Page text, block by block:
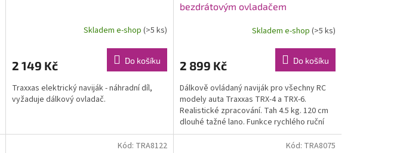
Skladem e-shop (>5 ks)
2 149 Kč Do košíku
Traxxas elektrický naviják - náhradní díl,
vyžaduje dálkový ovladač.
bezdrátovým ovladačem
Skladem e-shop (>5 ks)
2 899 Kč Do košíku
Dálkově ovládaný naviják pro všechny RC
modely auta Traxxas TRX-4 a TRX-6.
Realistické zpracování. Tah 4.5 kg. 120 cm
dlouhé tažné lano. Funkce rychlého ruční
odmotání 2...
Kód: TRA8122 Kód: TRA8075